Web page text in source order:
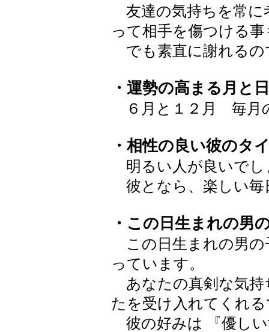
友達の気持ちを常に
って相手を傷つける事
でも素直に謝れるの
・運勢の高まる月と
６月と１２月 毎月
・相性の良い彼のタ
明るい人が良いでし
彼となら、楽しい毎
・この日生まれの男
この日生まれの男の
っています。
あなたの真剣な気持
たを受け入れてくれ
彼の好みは 『優し